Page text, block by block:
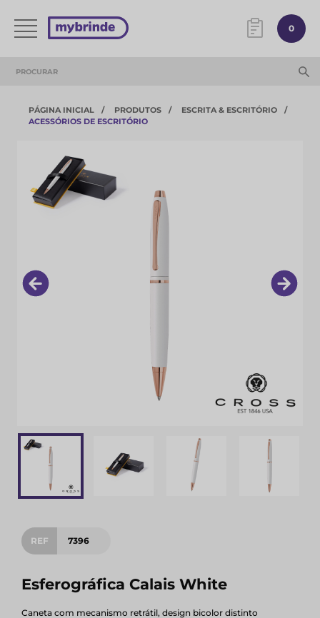
0
PÁGINA INICIAL PRODUTOS
ESCRITA & ESCRITÓRIO
ACESSÓRIOS DE ESCRITÓRIO
REF 7396
Esferográfica Calais White
Caneta com mecanismo retrátil, design bicolor distinto